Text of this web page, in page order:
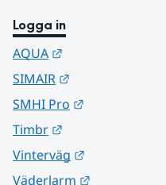
Logga in
AQUA
SIMAIR
SMHI Pro
Timbr
Vinterväg
Väderlarm